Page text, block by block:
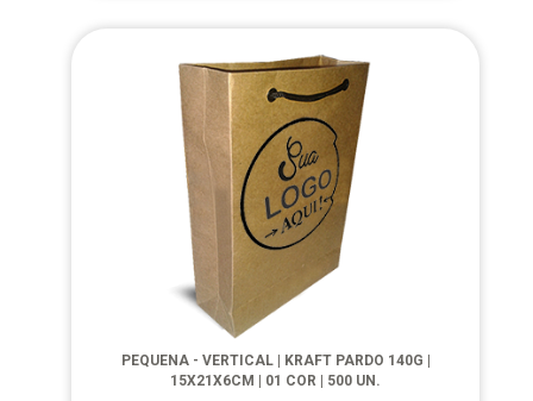
PEQUENA - VERTICAL | KRAFT PARDO 140G |
15X21X6CM | 01 COR | 500 UN.